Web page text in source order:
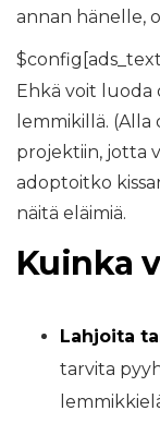
annan hänelle,
Ehkä voit
lemmikillä.
projektiin, jotta
adoptoitko
näitä eläimiä.
Kuinka
Lahjoita
tarvita